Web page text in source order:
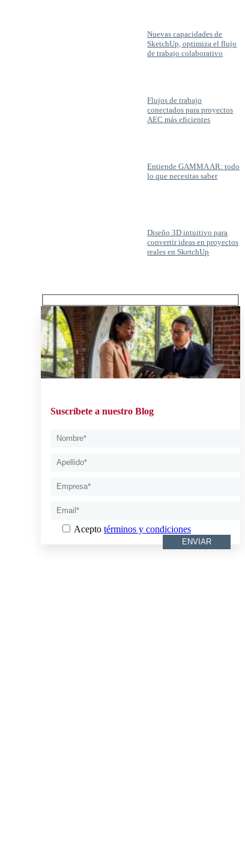
Nuevas capacidades de
SketchUp, optimiza el flujo
de trabajo colaborativo
Flujos de trabajo
conectados para proyectos
AEC más eficientes
Entiende GAMMA AR: todo
lo que necesitas saber
Diseño 3D intuitivo para
convertir ideas en proyectos
reales en SketchUp
Suscríbete a nuestro Blog
Acepto términos y condiciones